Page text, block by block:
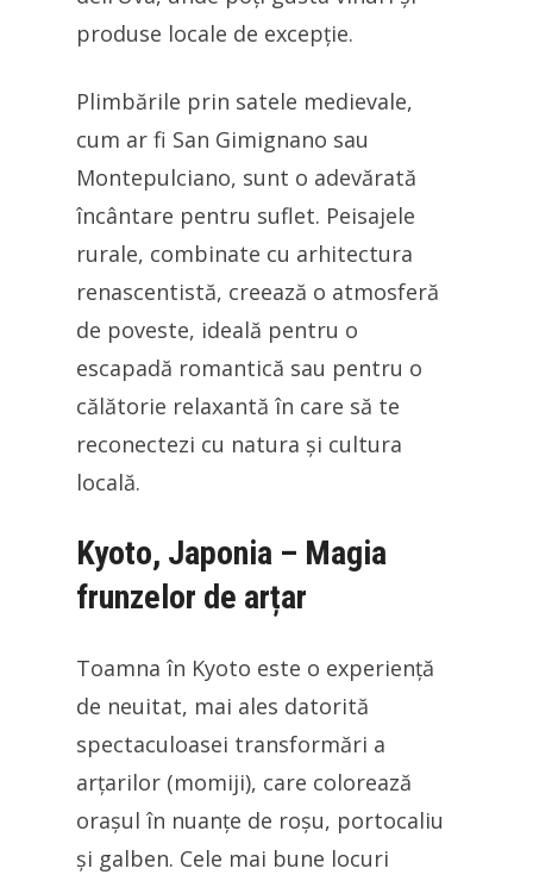
produse locale de excepție.
Plimbările prin satele medievale,
cum ar fi San Gimignano sau
Montepulciano, sunt o adevărată
încântare pentru suflet. Peisajele
rurale, combinate cu arhitectura
renascentistă, creează o atmosferă
de poveste, ideală pentru o
escapadă romantică sau pentru o
călătorie relaxantă în care să te
reconectezi cu natura și cultura
locală.
Kyoto, Japonia – Magia
frunzelor de arțar
Toamna în Kyoto este o experiență
de neuitat, mai ales datorită
spectaculoasei transformări a
arțarilor (momiji), care colorează
orașul în nuanțe de roșu, portocaliu
și galben. Cele mai bune locuri